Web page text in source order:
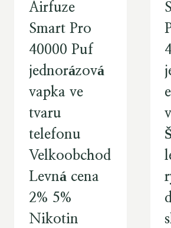
Airfuze
Smart Pro
40000 Puf
jednorázová
vapka ve
tvaru
telefonu
Velkoobchod
Levná cena
2% 5%
Nikotin